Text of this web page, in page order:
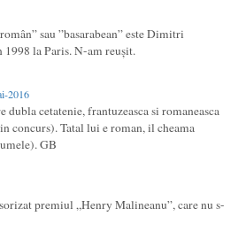
sau ”basarabean” este Dimitri
1998 la Paris. N-am reușit.
2016
dubla cetatenie, frantuzeasca si romaneasca
concurs). Tatal lui e roman, il cheama
GB
premiul „Henry Malineanu”, care nu s-